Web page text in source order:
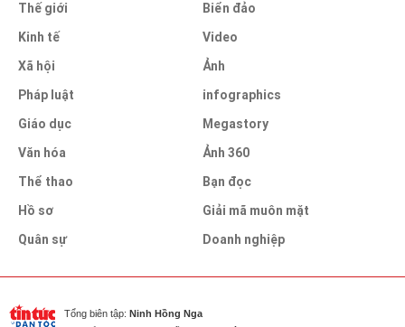
Thế giới
Kinh tế
Xã hội
Pháp luật
Giáo dục
Văn hóa
Thể thao
Hồ sơ
Quân sự
Biển đảo
Video
Ảnh
infographics
Megastory
Ảnh 360
Bạn đọc
Giải mã muôn mặt
Doanh nghiệp
Tổng biên tập: Ninh Hồng Nga